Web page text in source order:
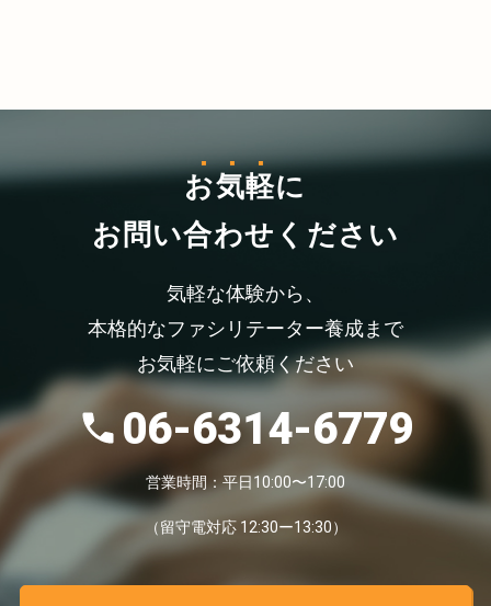
お気軽に
お問い合わせください
気軽な体験から、
本格的なファシリテーター養成まで
お気軽にご依頼ください
06-6314-6779
営業時間：平日10:00〜17:00
（留守電対応 12:30ー13:30）